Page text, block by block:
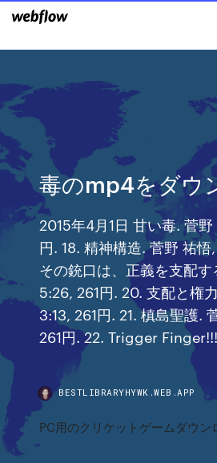
毒のmp4をダウ
2015年4月1日 甘い毒. 菅
円. 18. 精神構造. 菅野 祐悟
その銃口は、正義を支配
5:26, 261円. 20. 支配と権
3:13, 261円. 21. 槙島聖護.
261円. 22. Trigger Finger!!!
BESTLIBRARYHYWK.WEB.APP
PC用のクリケットゲームダウン